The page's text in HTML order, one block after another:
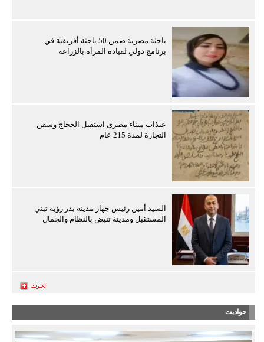
باحثة مصرية ضمن 50 باحثة أفريقية في
برنامج دولي لقيادة المرأة بالزراعة
عيذاب ميناء مصرى استقبل الحجاج وسفن
التجارة لمدة 215 عام
السيد أمين رئيس جهاز مدينة بدر رؤية تبني
المستقبل ومدينة تنبض بالنظام والجمال
حواديت